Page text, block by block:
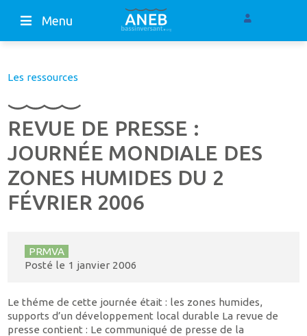
Menu
Les ressources
REVUE DE PRESSE :
JOURNÉE MONDIALE DES
ZONES HUMIDES DU 2
FÉVRIER 2006
PRMVA
Posté le 1 janvier 2006
Le théme de cette journée était : les zones humides,
supports d’un développement local durable La revue de
presse contient : Le communiqué de presse de la